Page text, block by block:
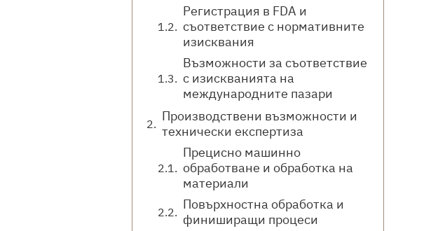
Регистрация в FDA и
съответствие с нормативните
изисквания
Възможности за съответствие
с изискванията на
международните пазари
Производствени възможности и
технически експертиза
Прецисно машинно
обработване и обработка на
материали
Повърхностна обработка и
финиширащи процеси